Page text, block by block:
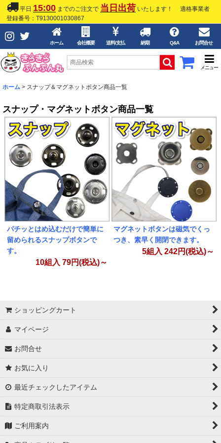
平日 15:00 までのご注文で 当日出荷 いたします！
適格事業者
登録番号：T9130001030867
ホーム 会社概要 送料/支払 納期 Q&A お問合せ
メニュー
ホーム > スナップ＆マグネットボタン商品一覧
スナップ・マグネットボタン商品一覧
パチッとはめ込むだけで簡単に
留められるスナップボタンで
す。
10組入 79円(税込)～
マグネットボタンは磁気でくっ
つき、素早く開閉できます。
5組入242円(税込)～
ショッピングカート
マイページ
お問合せ
お気に入り
最近チェックしたアイテム
特定商取引法表示
ご利用案内